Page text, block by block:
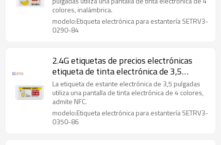
colores, inalámbrica.
modelo:Etiqueta electrónica para estantería SETRV3-
0290-84
2.4G etiquetas de precios electrónicas
etiqueta de tinta electrónica de 3,5
pulgadas en minorista
La etiqueta de estante electrónica de 3,5 pulgadas
utiliza una pantalla de tinta electrónica de 4 colores,
admite NFC.
modelo:Etiqueta electrónica para estantería SETRV3-
0350-86